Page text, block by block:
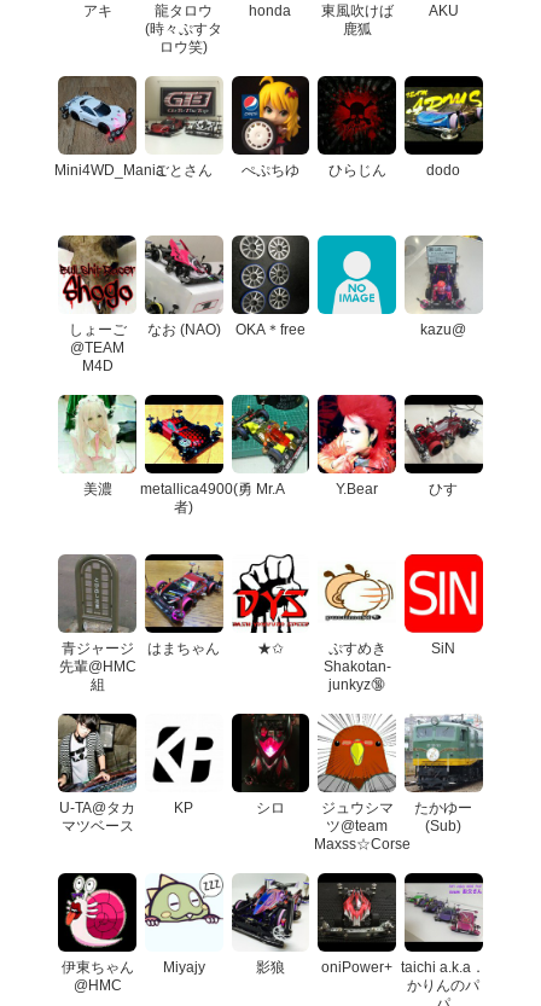
アキ
龍タロウ
(時々ぷすタ
ロウ笑)
honda
東風吹けば
鹿狐
AKU
Mini4WD_Maniaごとさん ぺぷちゆ ひらじん dodo
しょーご
@TEAM
M4D
なお (NAO) OKA＊free kazu@
美濃
metallica4900(勇
者)
Mr.A Y.Bear ひす
青ジャージ
先輩@HMC
組
はまちゃん ★✩
ぷすめき
Shakotan-
junkyz🔞
SiN
U-TA@タカ
マツベース
KP シロ
ジュウシマ
ツ@team
Maxss☆Corse
たかゆー
(Sub)
伊東ちゃん
@HMC
Miyajy 影狼 oniPower+ taichi a.k.a．
かりんのパ